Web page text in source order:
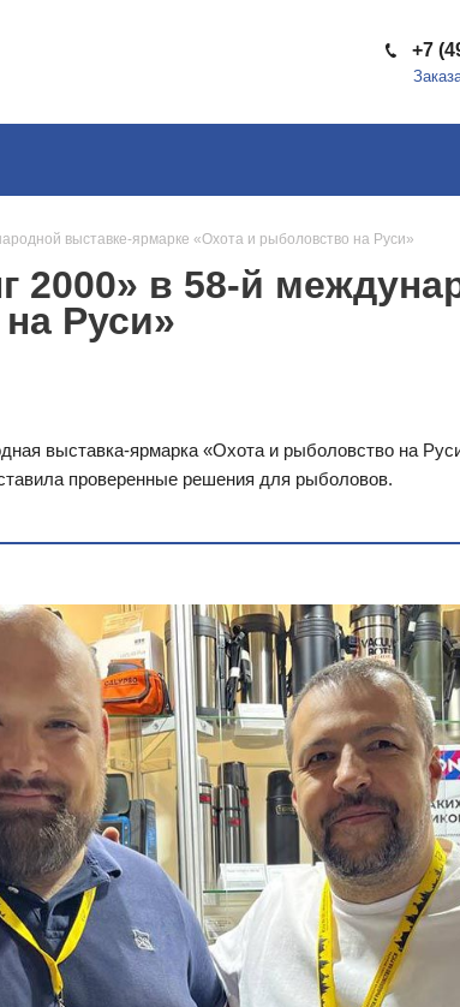
+7
выставке-ярмарке «Охота и рыболовство на Руси»
2000» в 58-й
Руси»
выставка-ярмарка «Охота и рыболовство на
проверенные решения для рыболовов.